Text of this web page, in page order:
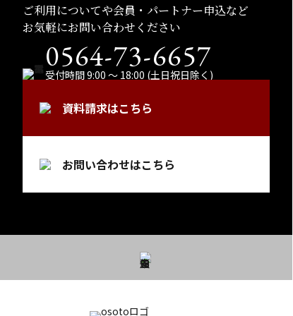
ご利用についてや会員・パートナー申込など
お気軽にお問い合わせください
0564-73-6657
受付時間 9:00 ～ 18:00 (土日祝日除く)
資料請求はこちら
お問い合わせはこちら